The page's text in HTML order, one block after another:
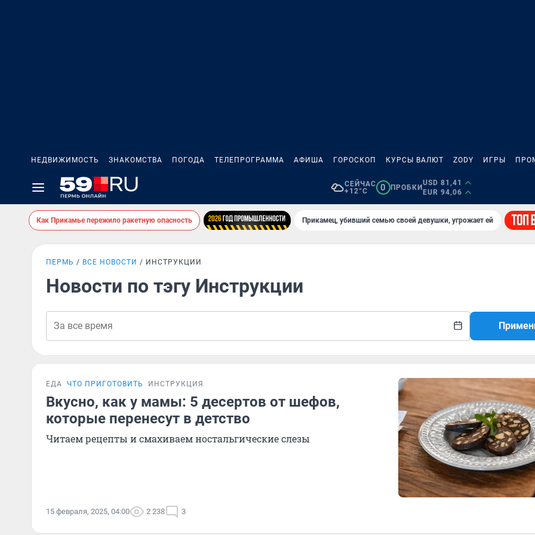
НЕДВИЖИМОСТЬ ЗНАКОМСТВА ПОГОДА ТЕЛЕПРОГРАММА АФИША ГОРОСКОП КУРСЫ ВАЛЮТ ZODY ИГРЫ
СЕЙЧАС
+12°C
0 ПРОБКИ
USD 81,41
EUR 94,06
Как Прикамье пережило ракетную опасность Прикамец, убивший семью своей девушки, угрожает ей
ПЕРМЬ ВСЕ НОВОСТИ ИНСТРУКЦИИ
Новости по тэгу Инструкции
ЕДА ЧТО ПРИГОТОВИТЬ ИНСТРУКЦИЯ
Вкусно, как у мамы: 5 десертов от шефов,
которые перенесут в детство
Читаем рецепты и смахиваем ностальгические слезы
15 февраля, 2025, 04:00 2 238 3